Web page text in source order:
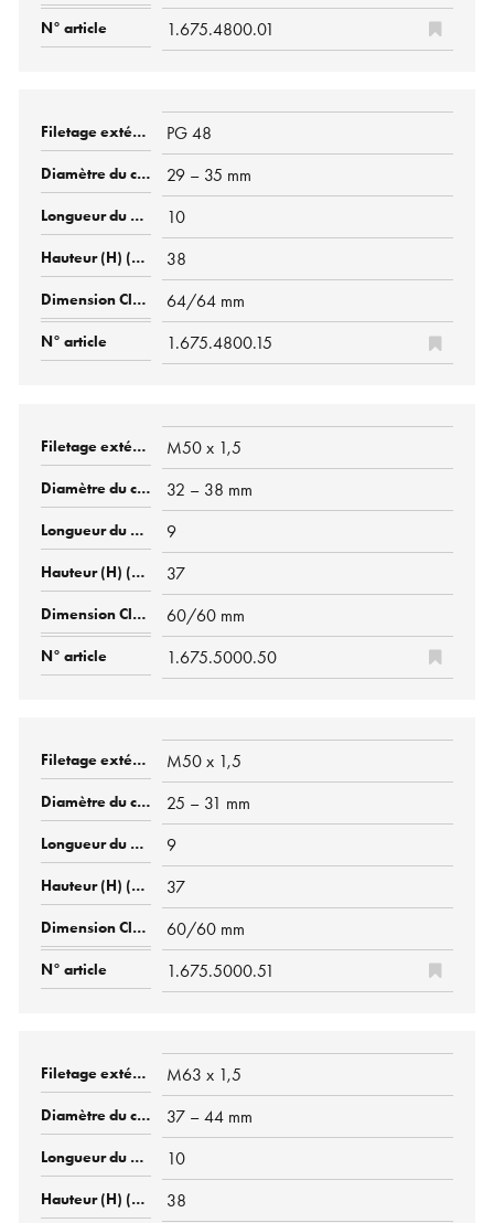
1.675.4800.01
PG 48
29 – 35 mm
10
38
64/64 mm
1.675.4800.15
M50 x 1,5
32 – 38 mm
9
37
60/60 mm
1.675.5000.50
M50 x 1,5
25 – 31 mm
9
37
60/60 mm
1.675.5000.51
M63 x 1,5
37 – 44 mm
10
38